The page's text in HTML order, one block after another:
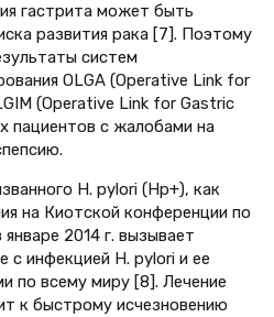
гастрита может быть
развития рака [7]. Поэтому
систем
OLGA (Operative Link for
(Operative Link for Gastric
пациентов с жалобами на
H. pylori (Нр+), как
на Киотской конференции по
2014 г. вызывает
с инфекцией H. pylori и ее
по всему миру [8]. Лечение
к быстрому исчезновению